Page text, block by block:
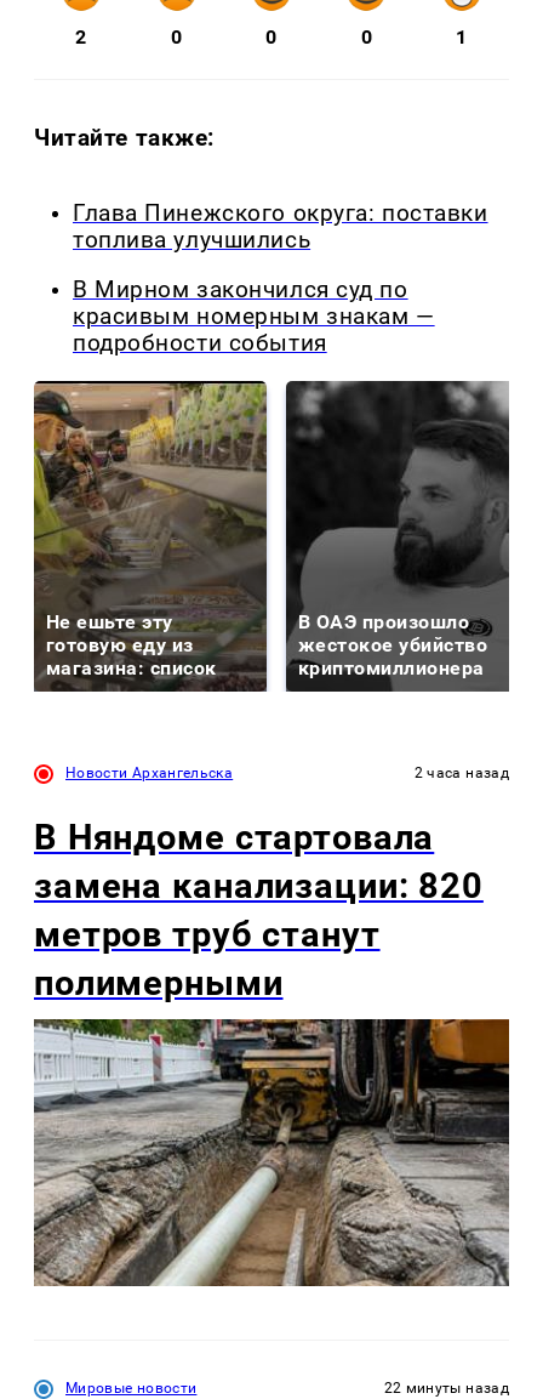
2 0 0 0 1
Читайте также:
Глава Пинежского округа: поставки
топлива улучшились
В Мирном закончился суд по
красивым номерным знакам —
подробности события
Не ешьте эту
готовую еду из
магазина: список
В ОАЭ произошло
жестокое убийство
криптомиллионера
Новости Архангельска 2 часа назад
В Няндоме стартовала
замена канализации: 820
метров труб станут
полимерными
Мировые новости 22 минуты назад